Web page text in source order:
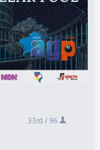
33rd / 96